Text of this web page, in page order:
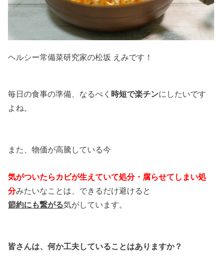
ヘルシー常備菜研究家の松坂 えみです！
毎日の食事の準備、なるべ く 時短で楽チンにしたいです
よね。
また、物価が高騰している今
気がついたらカビが生えていて処分・腐らせてしまい処
分みたいなことは、 できるだけ避けると
節約にも繋がる気がしています。
皆さんは、何か工夫していることはありますか？